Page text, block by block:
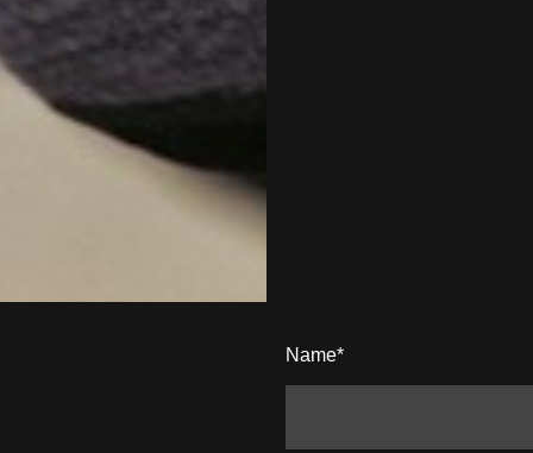
Name*